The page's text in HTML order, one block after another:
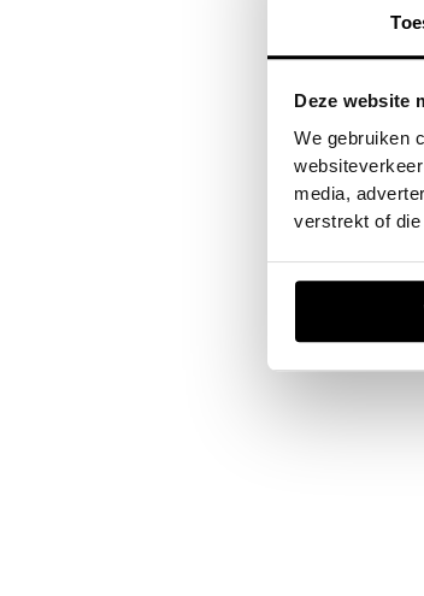
Deze website
We gebruiken
media,
verstrekt of
Application